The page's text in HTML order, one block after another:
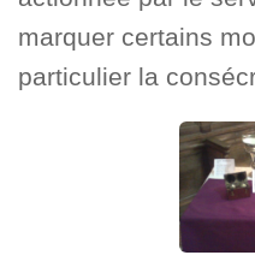
marquer certains
particulier la